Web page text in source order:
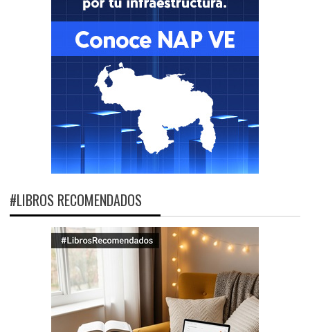
#LIBROS RECOMENDADOS